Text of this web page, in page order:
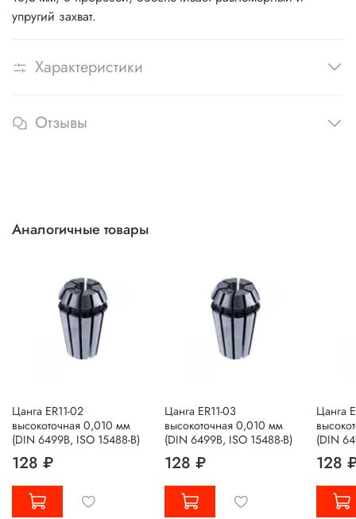
упругий захват.
Характеристики
Отзывы
Аналогичные товары
Цанга ER11-02
высокоточная 0,010 мм
(DIN 6499B, ISO 15488-B)
128 ₽
Цанга ER11-03
высокоточная 0,010 мм
(DIN 6499B, ISO 15488-B)
128 ₽
Цанга
(DIN
128